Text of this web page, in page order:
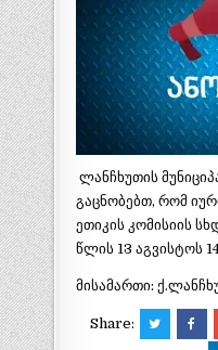
ლანჩხუთის
გაცნობებთ, რომ
ეთიკის კომისიის
წლის 13 აგვისტოს
მისამართი:
Share: